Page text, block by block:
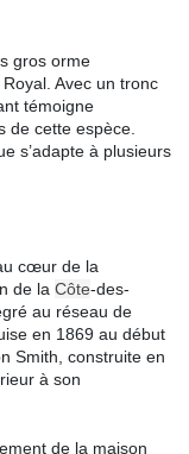
gros orme
Avec un tronc
témoigne
de cette espèce.
s’adapte à plusieurs
cœur de la
de la Côte-des-
au réseau de
en 1869 au début
Smith, construite en
à son
de la maison